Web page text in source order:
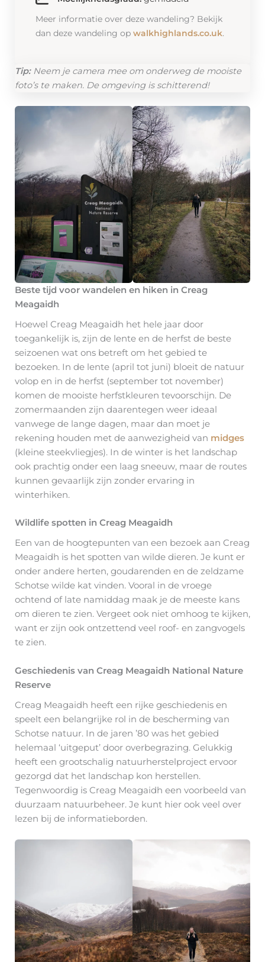
Meer informatie over deze wandeling? Bekijk
dan deze wandeling op walkhighlands.co.uk.
Tip:Neem je camera mee om onderweg de mooiste
foto’s te maken. De omgeving is schitterend!
Beste tijd voor wandelen en hiken in Creag
Meagaidh
Hoewel Creag Meagaidh het hele jaar door
toegankelijk is, zijn de lente en de herfst de beste
seizoenen wat ons betreft om het gebied te
bezoeken. In de lente (april tot juni) bloeit de natuur
volop en in de herfst (september tot november)
komen de mooiste herfstkleuren tevoorschijn. De
zomermaanden zijn daarentegen weer ideaal
vanwege de lange dagen, maar dan moet je
rekening houden met de aanwezigheid van midges
(kleine steekvliegjes). In de winter is het landschap
ook prachtig onder een laag sneeuw, maar de routes
kunnen gevaarlijk zijn zonder ervaring in
winterhiken.
Wildlife spotten in Creag Meagaidh
Een van de hoogtepunten van een bezoek aan Creag
Meagaidh is het spotten van wilde dieren. Je kunt er
onder andere herten, goudarenden en de zeldzame
Schotse wilde kat vinden. Vooral in de vroege
ochtend of late namiddag maak je de meeste kans
om dieren te zien. Vergeet ook niet omhoog te kijken,
want er zijn ook ontzettend veel roof- en zangvogels
te zien.
Geschiedenis van Creag Meagaidh National Nature
Reserve
Creag Meagaidh heeft een rijke geschiedenis en
speelt een belangrijke rol in de bescherming van
Schotse natuur. In de jaren ’80 was het gebied
helemaal ‘uitgeput’ door overbegrazing. Gelukkig
heeft een grootschalig natuurherstelproject ervoor
gezorgd dat het landschap kon herstellen.
Tegenwoordig is Creag Meagaidh een voorbeeld van
duurzaam natuurbeheer. Je kunt hier ook veel over
lezen bij de informatieborden.